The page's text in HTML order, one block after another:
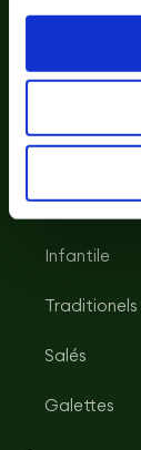
Gullon
Infantile
Traditionels
Salés
Galettes